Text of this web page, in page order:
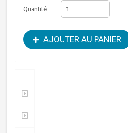
Quantité
AJOUTER AU PANIER